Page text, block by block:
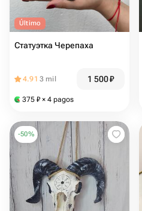
Último
Статуэтка Черепаха
4.91 3 mil 1 500₽
375 ₽ × 4 pagos
-50%